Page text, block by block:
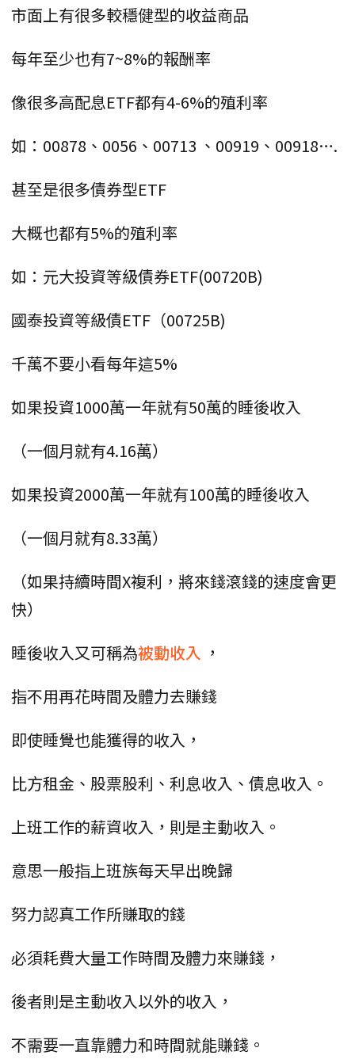
市面上有很多較穩健型的收益商品
每年至少也有7~8%的報酬率
像很多高配息ETF都有4-6%的殖利率
如：00878、0056、00713 、00919、00918….
甚至是很多債券型ETF
大概也都有5%的殖利率
如：元大投資等級債券ETF(00720B)
國泰投資等級債ETF（00725B)
千萬不要小看每年這5%
如果投資1000萬一年就有50萬的睡後收入
（一個月就有4.16萬）
如果投資2000萬一年就有100萬的睡後收入
（一個月就有8.33萬）
（如果持續時間X複利，將來錢滾錢的速度會更
快）
睡後收入又可稱為被動收入 ，
指不用再花時間及體力去賺錢
即使睡覺也能獲得的收入，
比方租金、股票股利、利息收入、債息收入。
上班工作的薪資收入，則是主動收入。
意思一般指上班族每天早出晚歸
努力認真工作所賺取的錢
必須耗費大量工作時間及體力來賺錢，
後者則是主動收入以外的收入，
不需要一直靠體力和時間就能賺錢。